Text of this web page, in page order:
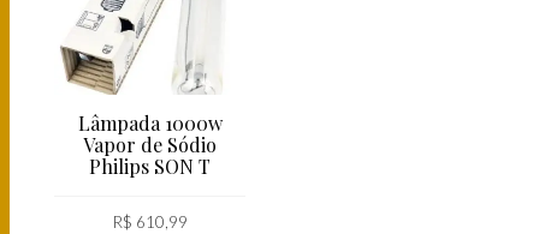
Lâmpada 1000w
Vapor de Sódio
Philips SON T
R$ 610,99